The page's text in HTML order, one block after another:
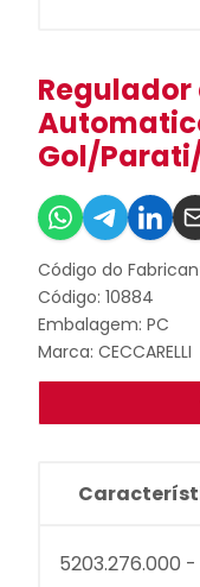
Regulador
Gol/
Código do
Código: 10884
Embalagem: PC
Marca: CECCARELLI
5203.276.000 -